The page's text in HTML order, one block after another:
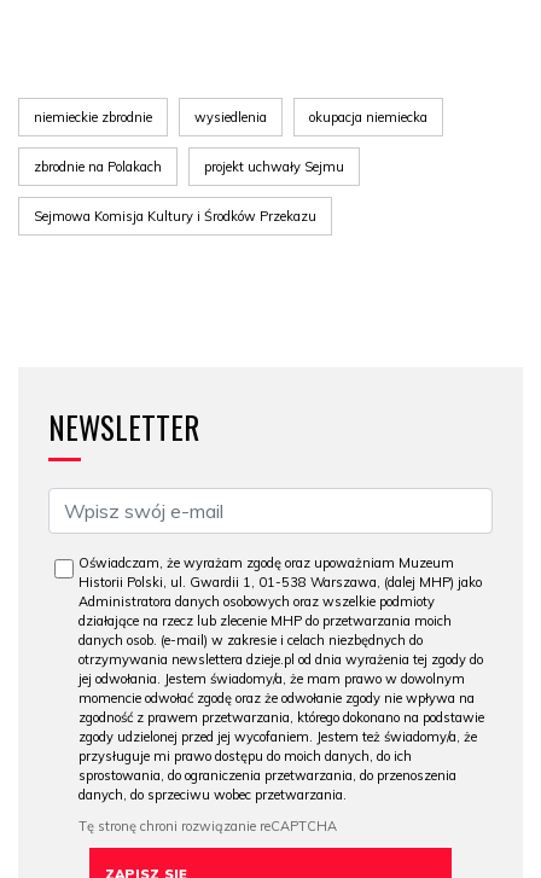
niemieckie zbrodnie wysiedlenia okupacja niemiecka
zbrodnie na Polakach projekt uchwały Sejmu
Sejmowa Komisja Kultury i Środków Przekazu
NEWSLETTER
Oświadczam, że wyrażam zgodę oraz upoważniam Muzeum
Historii Polski, ul. Gwardii 1, 01-538 Warszawa, (dalej MHP) jako
Administratora danych osobowych oraz wszelkie podmioty
działające na rzecz lub zlecenie MHP do przetwarzania moich
danych osob. (e-mail) w zakresie i celach niezbędnych do
otrzymywania newslettera dzieje.pl od dnia wyrażenia tej zgody do
jej odwołania. Jestem świadomy/a, że mam prawo w dowolnym
momencie odwołać zgodę oraz że odwołanie zgody nie wpływa na
zgodność z prawem przetwarzania, którego dokonano na podstawie
zgody udzielonej przed jej wycofaniem. Jestem też świadomy/a, że
przysługuje mi prawo dostępu do moich danych, do ich
sprostowania, do ograniczenia przetwarzania, do przenoszenia
danych, do sprzeciwu wobec przetwarzania.